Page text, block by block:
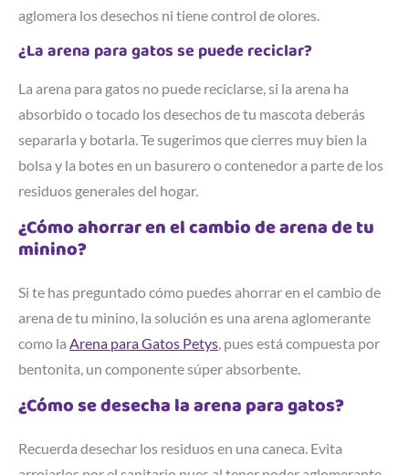
aglomera los desechos ni tiene control de olores.
¿La arena para gatos se puede reciclar?
La arena para gatos no puede reciclarse, si la arena ha
absorbido o tocado los desechos de tu mascota deberás
separarla y botarla. Te sugerimos que cierres muy bien la
bolsa y la botes en un basurero o contenedor a parte de los
residuos generales del hogar.
¿Cómo ahorrar en el cambio de arena de tu
minino?
Si te has preguntado cómo puedes ahorrar en el cambio de
arena de tu minino, la solución es una arena aglomerante
como la Arena para Gatos Petys , pues está compuesta por
bentonita, un componente súper absorbente.
¿Cómo se desecha la arena para gatos?
Recuerda desechar los residuos en una caneca. Evita